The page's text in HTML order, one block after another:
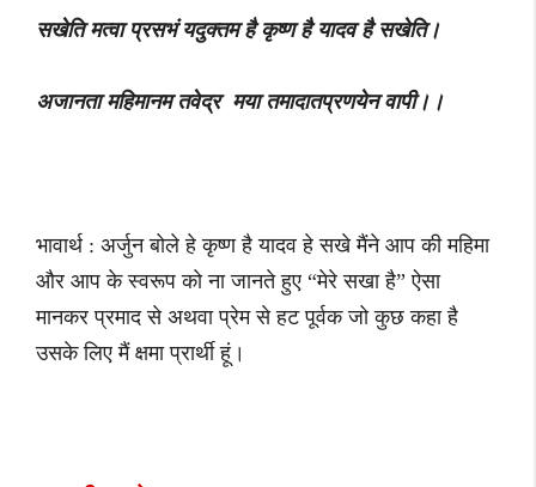
सखेति मत्वा प्रसभं यदुक्तम है कृष्ण है यादव है सखेति।
अजानता महिमानम तवेद्र मया तमादातप्रणयेन वापी।।
भावार्थ : अर्जुन बोले हे कृष्ण है यादव हे सखे मैंने आप की महिमा
और आप के स्वरूप को ना जानते हुए “मेरे सखा है” ऐसा
मानकर प्रमाद से अथवा प्रेम से हट पूर्वक जो कुछ कहा है
उसके लिए मैं क्षमा प्रार्थी हूं।